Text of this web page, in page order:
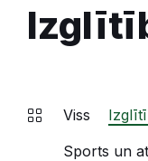
Viss
Sports un